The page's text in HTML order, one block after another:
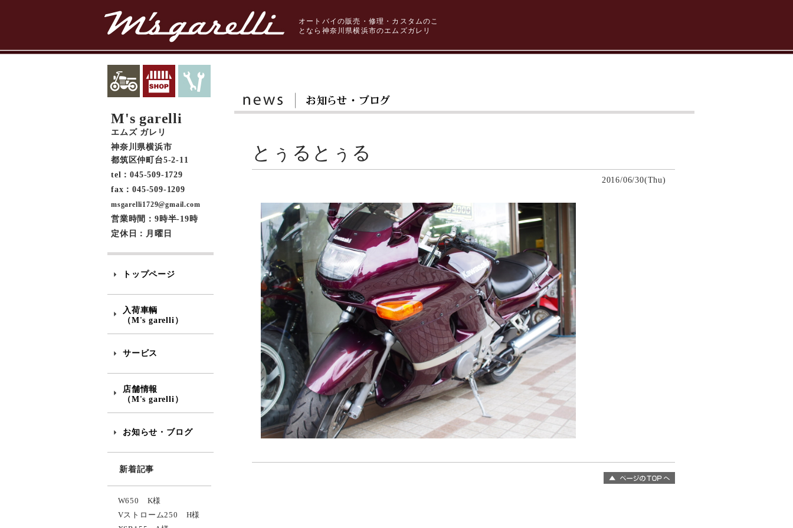
オートバイの販売・修理・カスタムのこ
となら神奈川県横浜市のエムズガレリ
とぅるとぅる
2016/06/30(Thu)
M's garelli
エムズ ガレリ
神奈川県横浜市
都筑区仲町台5-2-11
tel：045-509-1729
fax：045-509-1209
msgarelli1729@gmail.com
営業時間：9時半-19時
定休日：月曜日
トップページ
入荷車輌
（M's garelli）
サービス
店舗情報
（M's garelli）
お知らせ・ブログ
新着記事
W650 K様
Vストローム250 H様